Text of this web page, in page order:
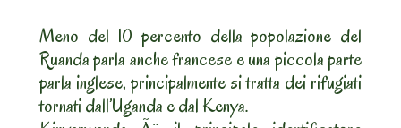
Meno del 10 percento della popolazione del
Ruanda parla anche francese e una piccola parte
parla inglese, principalmente si tratta dei rifugiati
tornati dall’Uganda e dal Kenya.